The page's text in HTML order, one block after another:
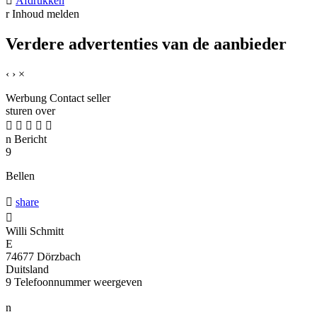
r Inhoud melden
Verdere advertenties van de aanbieder
‹ › ×
Werbung Contact seller
sturen over
    
n Bericht
9
Bellen
 share

Willi Schmitt
E
74677 Dörzbach
Duitsland
9 Telefoonnummer weergeven
n